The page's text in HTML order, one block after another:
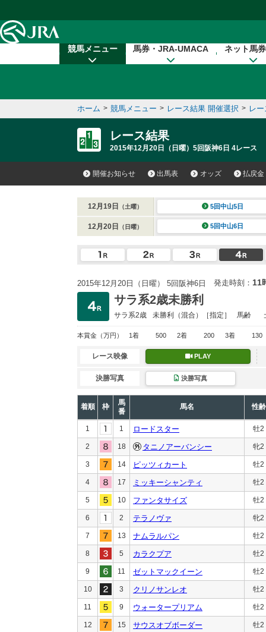
競馬メニュー 馬券・JRA-UMACA ネット馬
ホーム > 競馬メニュー > レース結果 開催選択 > レ
レース結果
2015年12月20日（日曜）5回阪神6日 4レース
開催お知らせ 出馬表 オッズ 払戻金
12月19日 （土曜） 5回中山5日
12月20日 （日曜） 5回中山6日
2015年12月20日（日曜） 5回阪神6日 発走時刻： 11
サラ系2歳未勝利
サラ系2歳 未勝利 （混合）［指定］ 馬齢
本賞金 （万円） 1着 500 2着 200 3着 130
レース映像 PLAY
決勝写真 決勝写真
着順 枠
馬
番
馬名 性齢
1 1 ロードスター 牡2
2 18 タニノアーバンシー 牝2
3 14 ピッツィカート 牡2
4 17 ミッキーシャンティ 牡2
5 10 ファンタサイズ 牡2
6 2 テラノヴァ 牝2
7 13 ナムラルパン 牡2
8 5 カラクプア 牡2
9 11 ゼットマックイーン 牡2
10 3 クリノサンレオ 牡2
11 9 ウォータープリアム 牡2
12 15 サウスオブボーダー 牡2